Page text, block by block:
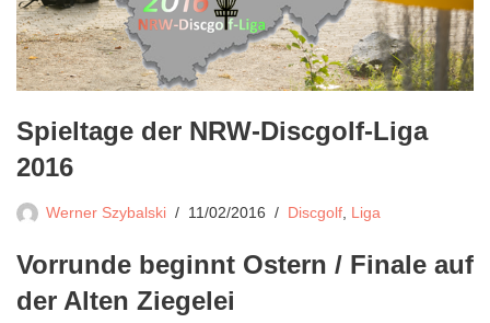
Spieltage der NRW-Discgolf-Liga
2016
Werner Szybalski 11/02/2016 Discgolf, Liga
Vorrunde beginnt Ostern / Finale auf
der Alten Ziegelei